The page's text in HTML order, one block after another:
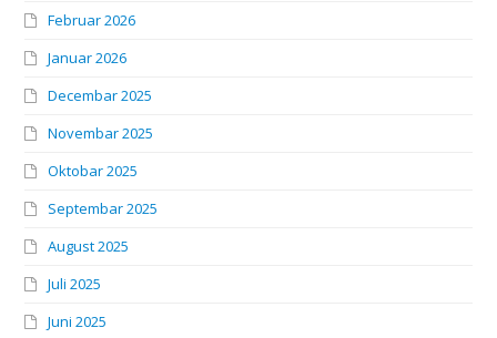
Februar 2026
Januar 2026
Decembar 2025
Novembar 2025
Oktobar 2025
Septembar 2025
August 2025
Juli 2025
Juni 2025